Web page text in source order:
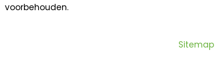
voorbehouden.
Sitemap